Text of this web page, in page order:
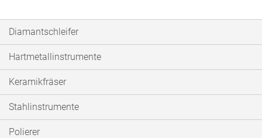
Diamantschleifer
Hartmetallinstrumente
Keramikfräser
Stahlinstrumente
Polierer